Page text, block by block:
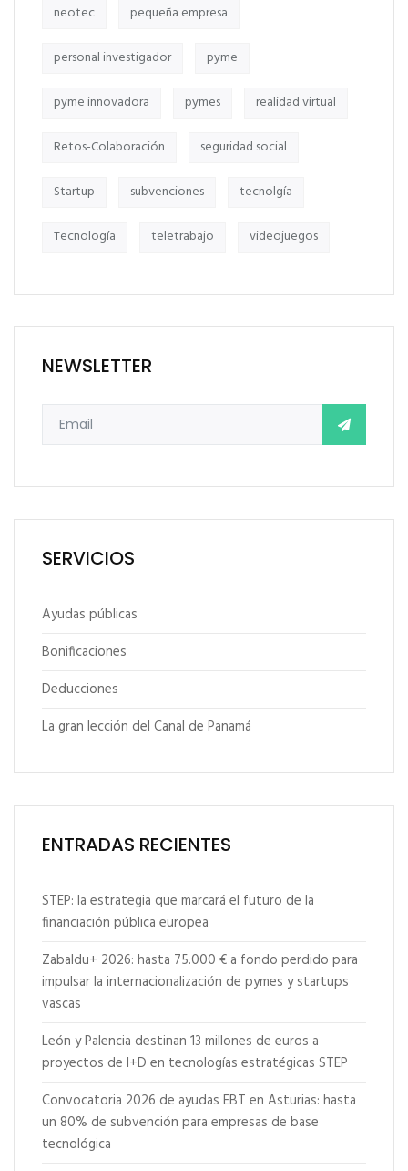
neotec pequeña empresa
personal investigador pyme
pyme innovadora pymes realidad virtual
Retos-Colaboración seguridad social
Startup subvenciones tecnolgía
Tecnología teletrabajo videojuegos
NEWSLETTER
SERVICIOS
Ayudas públicas
Bonificaciones
Deducciones
La gran lección del Canal de Panamá
ENTRADAS RECIENTES
STEP: la estrategia que marcará el futuro de la
financiación pública europea
Zabaldu+ 2026: hasta 75.000 € a fondo perdido para
impulsar la internacionalización de pymes y startups
vascas
León y Palencia destinan 13 millones de euros a
proyectos de I+D en tecnologías estratégicas STEP
Convocatoria 2026 de ayudas EBT en Asturias: hasta
un 80% de subvención para empresas de base
tecnológica